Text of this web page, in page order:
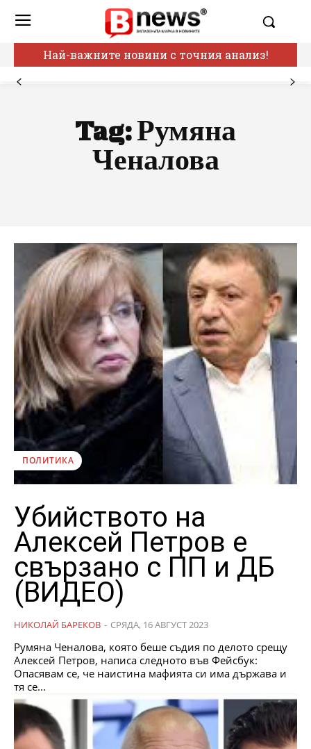
Най-важните новини с точния анализ!
Tag:Румяна
Ченалова
ПОЛИТИКА
Убийството на
Алексей Петров е
свързано с ПП и ДБ
(ВИДЕО)
НИКОЛАЙ БАРЕКОВ - СРЯДА, 16 АВГУСТ 2023
Румяна Ченалова, която беше съдия по делото срещу
Алексей Петров, написа следното във Фейсбук:
Опасявам се, че наистина мафията си има държава и
тя се...